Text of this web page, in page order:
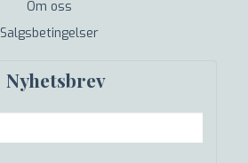
Om oss
Salgsbetingelser
Nyhetsbrev